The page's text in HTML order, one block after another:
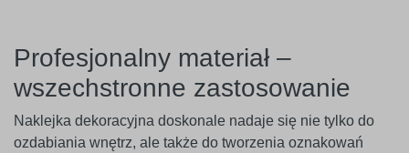
Profesjonalny materiał –
wszechstronne zastosowanie
Naklejka dekoracyjna doskonale nadaje się nie tylko do
ozdabiania wnętrz, ale także do tworzenia oznakowań